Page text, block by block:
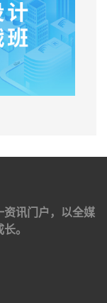
资讯门户，以全媒
。